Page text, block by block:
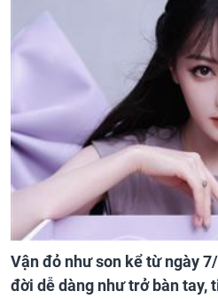
Vận đỏ như son kể từ ngày
đời dễ dàng như trở bàn tay,